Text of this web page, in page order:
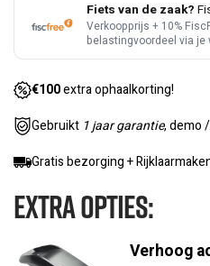
Fiets van de zaak?
Verkoopprijs + 10%
belastingvoordeel via
€100extra ophaalkorting!
Gebruikt 1 jaar garantie, demo
Gratis bezorging +
Extra Opties:
Verhoog